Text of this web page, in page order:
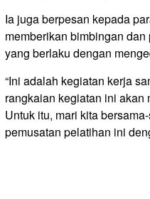
Ia juga berpesan kepada
memberikan bimbingan
yang berlaku dengan
“Ini adalah kegiatan kerja
rangkaian kegiatan ini akan
Untuk itu, mari kita
pemusatan pelatihan ini